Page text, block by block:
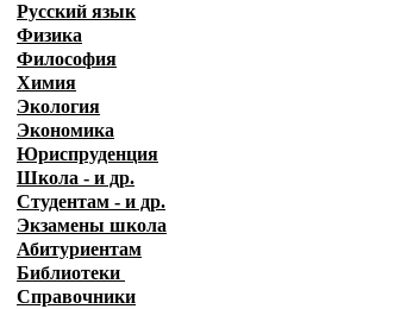
Русский язык
Физика
Философия
Химия
Экология
Экономика
Юриспруденция
Школа - и др.
Студентам - и др.
Экзамены школа
Абитуриентам
Библиотеки
Справочники